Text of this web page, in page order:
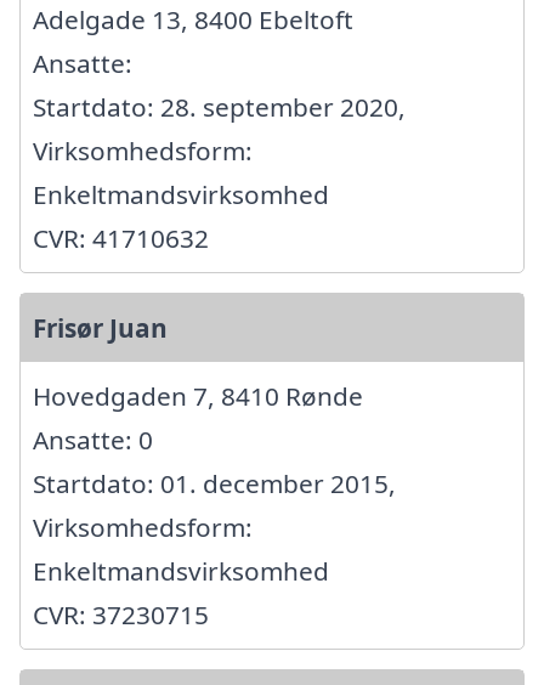
Adelgade 13, 8400 Ebeltoft
Ansatte:
Startdato: 28. september 2020,
Virksomhedsform:
Enkeltmandsvirksomhed
CVR: 41710632
Frisør Juan
Hovedgaden 7, 8410 Rønde
Ansatte: 0
Startdato: 01. december 2015,
Virksomhedsform:
Enkeltmandsvirksomhed
CVR: 37230715